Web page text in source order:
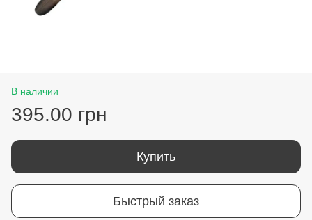
В наличии
395.00 грн
Купить
Быстрый заказ